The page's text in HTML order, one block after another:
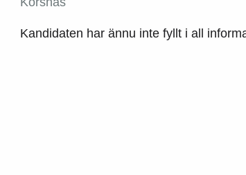
Kandidaten har ännu inte fyllt i all